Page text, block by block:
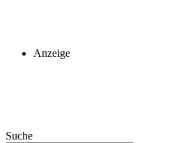
Anzeige
Suche